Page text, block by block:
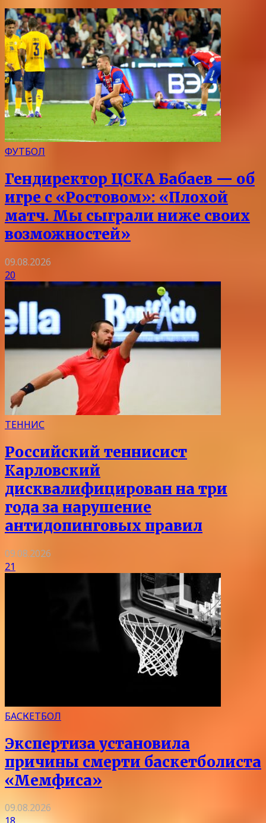
ФУТБОЛ
Гендиректор ЦСКА Бабаев — об
игре с «Ростовом»: «Плохой
матч. Мы сыграли ниже своих
возможностей»
09.08.2026
20
ТЕННИС
Российский теннисист
Карловский
дисквалифицирован на три
года за нарушение
антидопинговых правил
09.08.2026
21
БАСКЕТБОЛ
Экспертиза установила
причины смерти баскетболиста
«Мемфиса»
09.08.2026